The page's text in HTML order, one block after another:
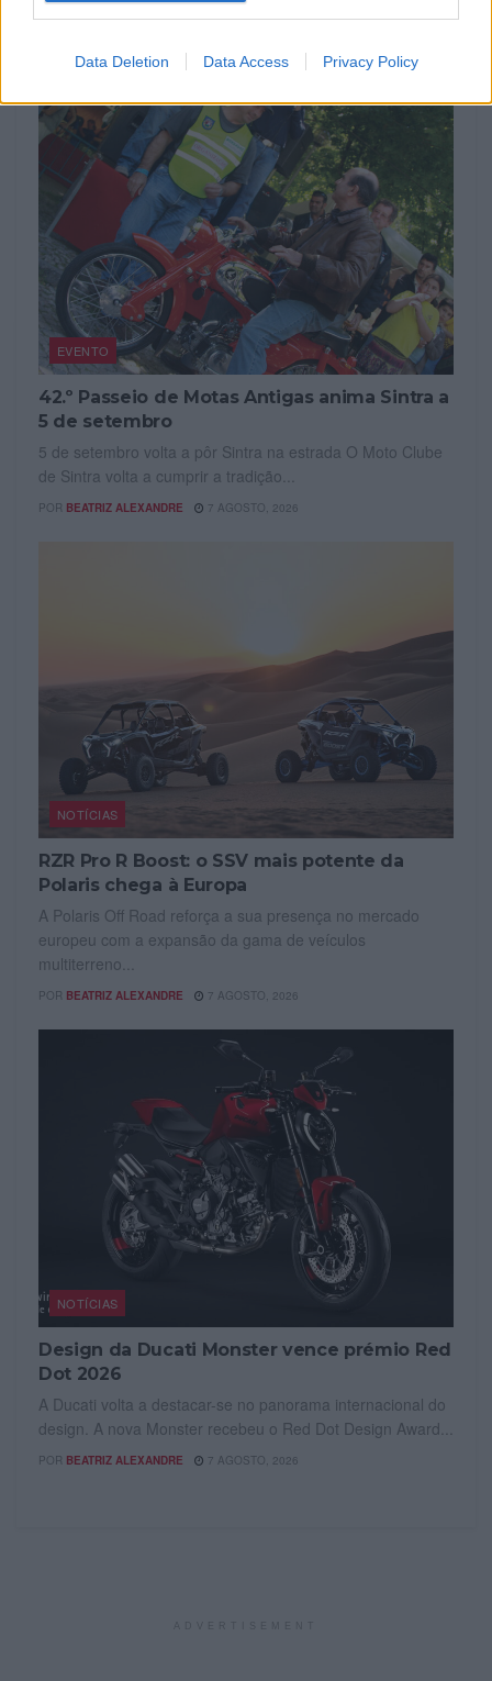
Data Deletion Data Access Privacy Policy
EVENTO
42.º Passeio de Motas Antigas anima Sintra a
5 de setembro
5 de setembro volta a pôr Sintra na estrada O Moto Clube
de Sintra volta a cumprir a tradição...
POR BEATRIZ ALEXANDRE 7 AGOSTO, 2026
NOTÍCIAS
RZR Pro R Boost: o SSV mais potente da
Polaris chega à Europa
A Polaris Off Road reforça a sua presença no mercado
europeu com a expansão da gama de veículos
multiterreno...
POR BEATRIZ ALEXANDRE 7 AGOSTO, 2026
NOTÍCIAS
Design da Ducati Monster vence prémio Red
Dot 2026
A Ducati volta a destacar-se no panorama internacional do
design. A nova Monster recebeu o Red Dot Design Award...
POR BEATRIZ ALEXANDRE 7 AGOSTO, 2026